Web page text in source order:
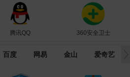
腾讯QQ 360安全卫士
360压缩
百度 网易 金山 爱奇艺